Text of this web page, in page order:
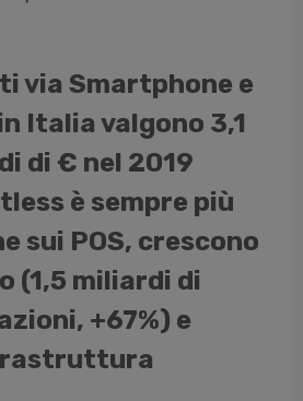
via Smartphone e
Italia valgono 3,1
di € nel 2019
è sempre più
sui POS, crescono
(1,5 miliardi di
+67%) e